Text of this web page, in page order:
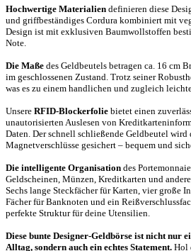
Hochwertige Materialien definieren diese
und griffbeständiges Cordura kombiniert mit
Design ist mit exklusiven Baumwollstoffen
Note.
Die Maße des Geldbeutels betragen ca. 16 cm
im geschlossenen Zustand. Trotz seiner
was es zu einem handlichen und zugleich
Unsere RFID-Blockerfolie bietet einen
unautorisierten Auslesen von
Daten. Der schnell schließende Geldbeutel wird
Magnetverschlüsse gesichert – bequem und
Die intelligente Organisation des
Geldscheinen, Münzen, Kreditkarten und
Sechs lange Steckfächer für Karten, vier große
Fächer für Banknoten und ein
perfekte Struktur für deine Utensilien.
Diese bunte Designer-Geldbörse ist nicht nur
Alltag, sondern auch ein echtes Statement. Hol